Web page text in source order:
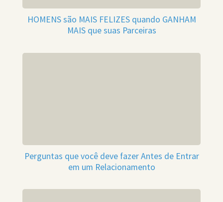
HOMENS são MAIS FELIZES quando GANHAM
MAIS que suas Parceiras
Perguntas que você deve fazer Antes de Entrar
em um Relacionamento